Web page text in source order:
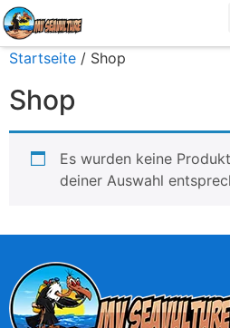
Startseite / Shop
Shop
Es wurden keine
deiner Auswahl